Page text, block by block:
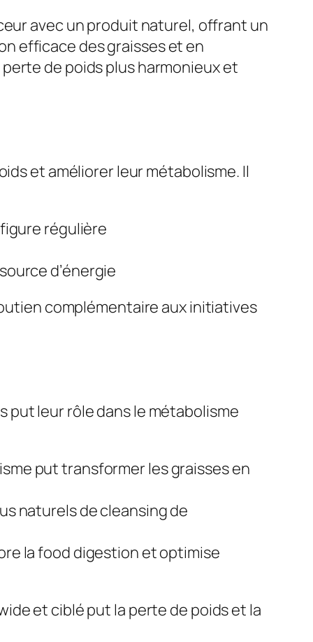
avec un produit naturel, offrant un
efficace des graisses et en
de poids plus harmonieux et
et améliorer leur métabolisme. Il
régulière
d’énergie
complémentaire aux initiatives
leur rôle dans le métabolisme
put transformer les graisses en
naturels de cleansing de
la food digestion et optimise
et ciblé put la perte de poids et la